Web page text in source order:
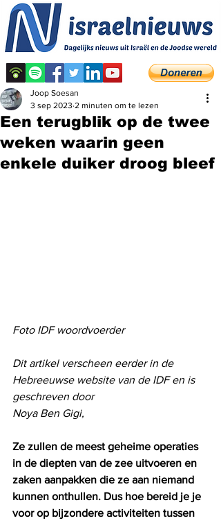
Een terugblik op de twee
weken waarin geen
enkele duiker droog bleef
Joop Soesan
3 sep 2023 2 minuten om te lezen
Foto IDF woordvoerder
Dit artikel verscheen eerder in de
Hebreeuwse website van de IDF en is
geschreven door
Noya Ben Gigi,
Ze zullen de meest geheime operaties
in de diepten van de zee uitvoeren en
zaken aanpakken die ze aan niemand
kunnen onthullen. Dus hoe bereid je je
voor op bijzondere activiteiten tussen